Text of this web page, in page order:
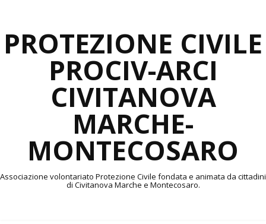
PROTEZIONE CIVILE
PROCIV-ARCI
CIVITANOVA
MARCHE-
MONTECOSARO
Associazione volontariato Protezione Civile fondata e animata da cittadini
di Civitanova Marche e Montecosaro.